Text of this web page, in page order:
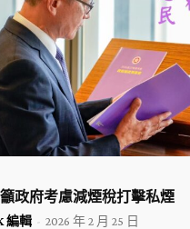
政府考慮減煙稅打擊私煙
編輯 - 2026 年 2 月 25 日